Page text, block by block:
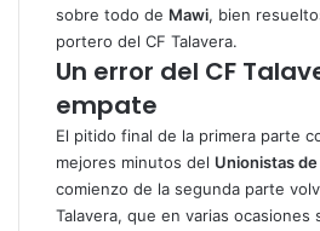
sobre todo de Mawi, bien
portero del CF Talavera.
Un error del CF
empate
El pitido final de la primera parte
mejores minutos del Unionistas de
comienzo de la segunda parte
Talavera, que en varias ocasiones